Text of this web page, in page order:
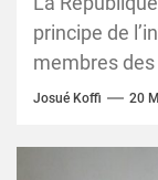
principe de
membres
soutien au
Josué Koffi 20